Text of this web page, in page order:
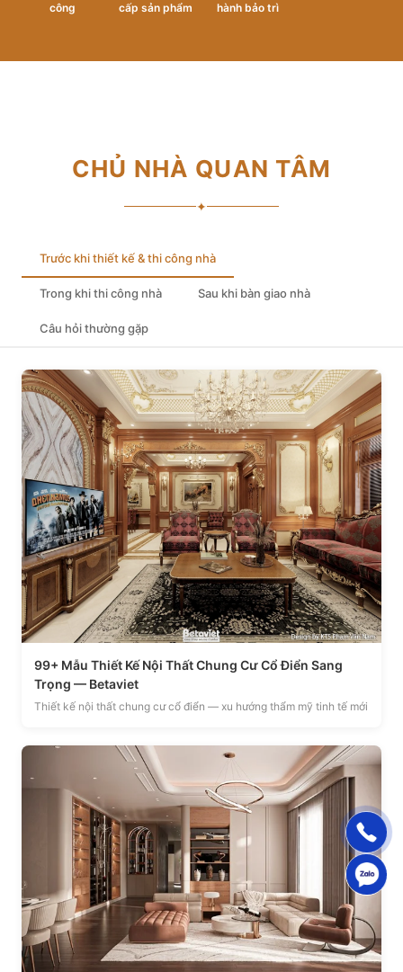
công
cấp sản phẩm
hành bảo trì
CHỦ NHÀ QUAN TÂM
✦
Trước khi thiết kế & thi công nhà
Trong khi thi công nhà Sau khi bàn giao nhà
Câu hỏi thường gặp
99+ Mẫu Thiết Kế Nội Thất Chung Cư Cổ Điển Sang
Trọng — Betaviet
Thiết kế nội thất chung cư cổ điển — xu hướng thẩm mỹ tinh tế mới